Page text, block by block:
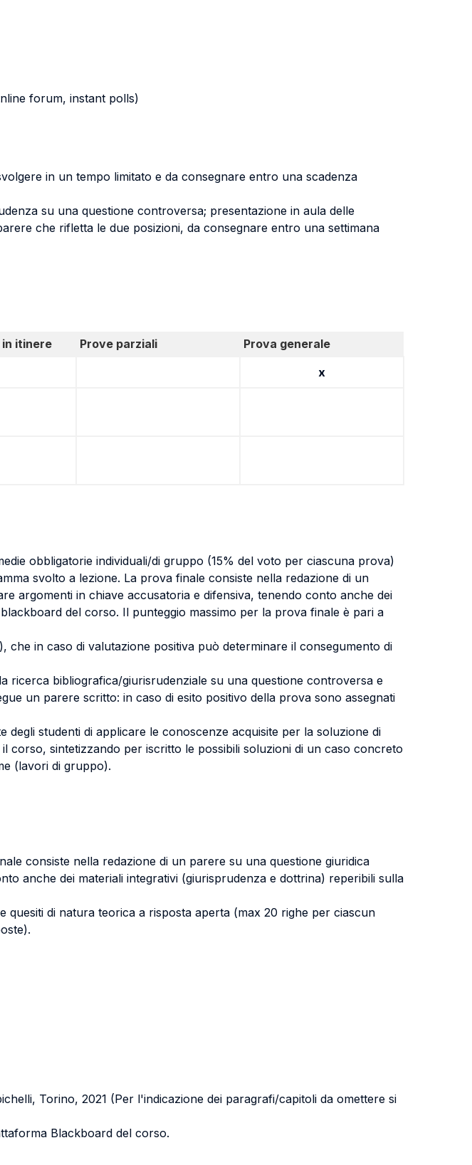
forum, instant polls)
in un tempo limitato e da consegnare entro una scadenza
su una questione controversa; presentazione in aula delle
che rifletta le due posizioni, da consegnare entro una settimana
itinere Prove parziali
Prova generale
x
obbligatorie individuali/di gruppo (15% del voto per ciascuna prova)
svolto a lezione. La prova finale consiste nella redazione di un
argomenti in chiave accusatoria e difensiva, tenendo conto anche dei
del corso. Il punteggio massimo per la prova finale è pari a
in caso di valutazione positiva può determinare il consegumento di
ricerca bibliografica/giurisrudenziale su una questione controversa e
un parere scritto: in caso di esito positivo della prova sono assegnati
studenti di applicare le conoscenze acquisite per la soluzione di
sintetizzando per iscritto le possibili soluzioni di un caso concreto
(lavori di gruppo).
consiste nella redazione di un parere su una questione giuridica
anche dei materiali integrativi (giurisprudenza e dottrina) reperibili sulla
di natura teorica a risposta aperta (max 20 righe per ciascun
Torino, 2021 (Per l'indicazione dei paragrafi/capitoli da omettere si
Blackboard del corso.